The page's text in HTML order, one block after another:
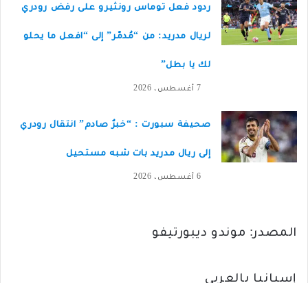
ردود فعل توماس رونثيرو على رفض رودري
لريال مدريد: من “مُدمّر” إلى “افعل ما يحلو
لك يا بطل”
7 أغسطس، 2026
صحيفة سبورت : “خبرٌ صادم” انتقال رودري
إلى ريال مدريد بات شبه مستحيل
6 أغسطس، 2026
المصدر: موندو ديبورتيفو
إسبانيا بالعربي